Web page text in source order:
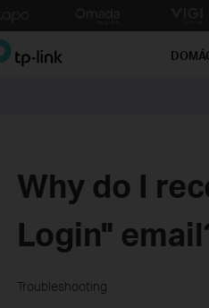
Link, Reliably Smart
Why do I
Login"
Troubleshooting